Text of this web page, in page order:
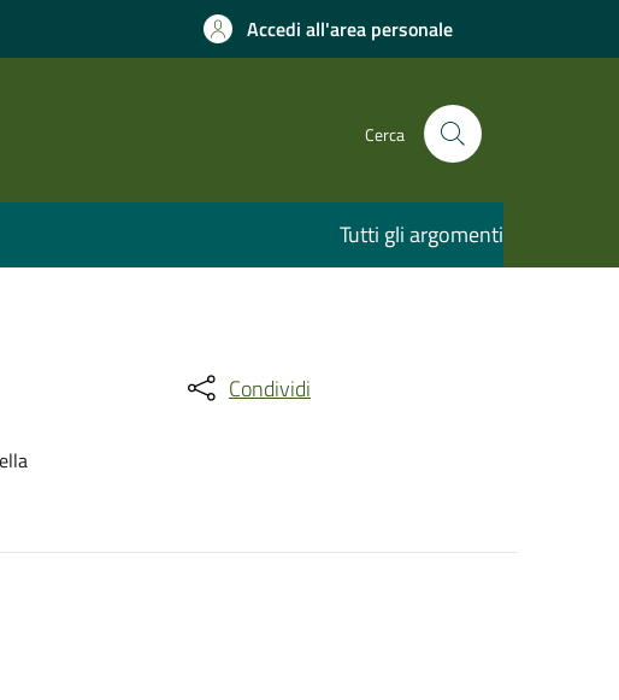
Accedi all'area personale
Cerca
Tutti gli argomenti
Condividi